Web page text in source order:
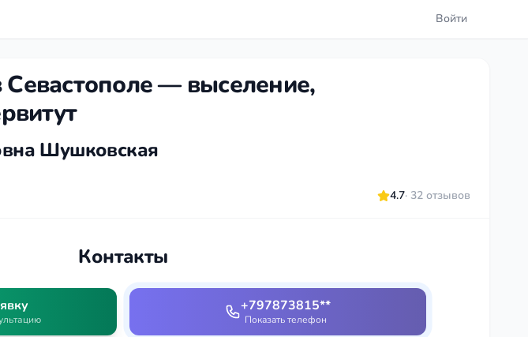
Войти
— выселение,
Шушковская
4.7· 32 отзывов
Контакты
+797873815**
Показать телефон